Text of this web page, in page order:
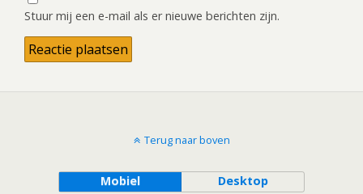
Stuur mij een e-mail als er nieuwe berichten zijn.
Terug naar boven
Mobiel Desktop